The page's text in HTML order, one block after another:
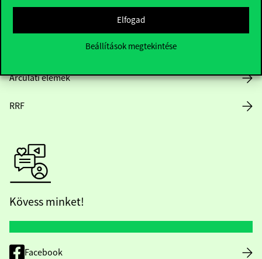
Elfogad
Beállítások megtekintése
Arculati elemek
RRF
Kövess minket!
Facebook